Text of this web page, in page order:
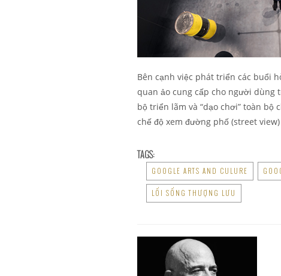
Bên cạnh việc phát triển các buổi
quan ảo cung cấp cho người dùng
bộ triển lãm và “dạo chơi” toàn bộ
chế độ xem đường phố (street view)
TAGS:
GOOGLE ARTS AND CULURE
LỐI SỐNG THƯỢNG LƯU